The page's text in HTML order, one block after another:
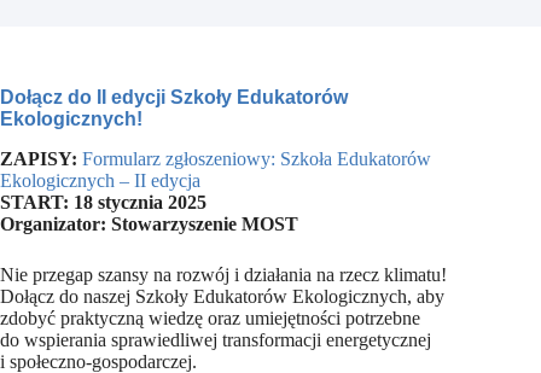
Dołącz do II edycji Szkoły Edukatorów
Ekologicznych!
ZAPISY: Formularz zgłoszeniowy: Szkoła Edukatorów
Ekologicznych – II edycja
START: 18 stycznia 2025
Organizator: Stowarzyszenie MOST
Nie przegap szansy na rozwój i działania na rzecz klimatu!
Dołącz do naszej Szkoły Edukatorów Ekologicznych, aby
zdobyć praktyczną wiedzę oraz umiejętności potrzebne
do wspierania sprawiedliwej transformacji energetycznej
i społeczno-gospodarczej.